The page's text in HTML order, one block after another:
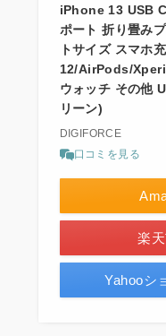
iPhone 13 USB
ポート 折り畳み
トサイズ スマホ
12/AirPods/
ウォッチ その他
リーン)
DIGIFORCE
口コミを見る
楽
Yahooシ